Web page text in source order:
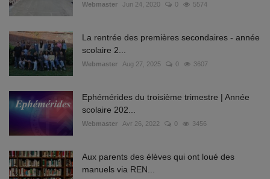
Webmaster Jun 24, 2020 0 5574
La rentrée des premières secondaires - année
scolaire 2...
Webmaster Aug 27, 2025 0 3607
Ephémérides du troisième trimestre | Année
scolaire 202...
Webmaster Avr 26, 2022 0 3456
Aux parents des élèves qui ont loué des
manuels via REN...